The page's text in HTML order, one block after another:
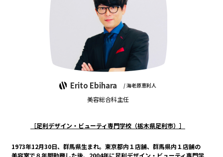
Erito Ebihara / 海老原恵利人
美容総合科主任
［足利デザイン・ビューティ専門学校（栃木県足利市）］
1973年12月30日、群馬県生まれ。東京都内１店舗、群馬県内１店舗の
美容室で８年間勤務した後、2004年に足利デザイン・ビューティ専門学